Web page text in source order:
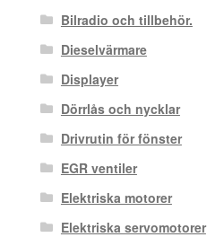
Bilradio och tillbehör.
Dieselvärmare
Displayer
Dörrlås och nycklar
Drivrutin för fönster
EGR ventiler
Elektriska motorer
Elektriska servomotorer